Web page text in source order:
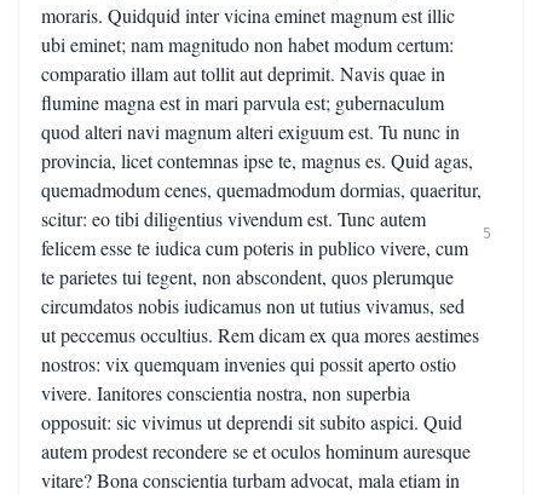
moraris. Quidquid inter vicina eminet magnum est illic
ubi eminet; nam magnitudo non habet modum certum:
comparatio illam aut tollit aut deprimit. Navis quae in
flumine magna est in mari parvula est; gubernaculum
quod alteri navi magnum alteri exiguum est. Tu nunc in
provincia, licet contemnas ipse te, magnus es. Quid agas,
quemadmodum cenes, quemadmodum dormias, quaeritur,
scitur: eo tibi diligentius vivendum est. Tunc autem
felicem esse te iudica cum poteris in publico vivere, cum
te parietes tui tegent, non abscondent, quos plerumque
circumdatos nobis iudicamus non ut tutius vivamus, sed
ut peccemus occultius. Rem dicam ex qua mores aestimes
nostros: vix quemquam invenies qui possit aperto ostio
vivere. Ianitores conscientia nostra, non superbia
opposuit: sic vivimus ut deprendi sit subito aspici. Quid
autem prodest recondere se et oculos hominum auresque
vitare? Bona conscientia turbam advocat, mala etiam in
5